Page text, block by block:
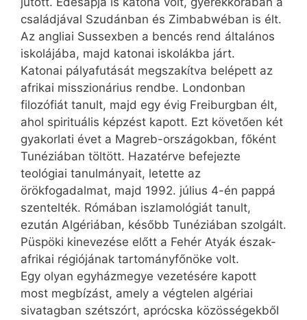
családjával Szudánban és Zimbabwéban is élt.
Az angliai Sussexben a bencés rend általános
iskolájába, majd katonai iskolákba járt.
Katonai pályafutását megszakítva belépett az
afrikai misszionárius rendbe. Londonban
filozófiát tanult, majd egy évig Freiburgban élt,
ahol spirituális képzést kapott. Ezt követően két
gyakorlati évet a Magreb-országokban, főként
Tunéziában töltött. Hazatérve befejezte
teológiai tanulmányait, letette az
örökfogadalmat, majd 1992. július 4-én pappá
szentelték. Rómában iszlamológiát tanult,
ezután Algériában, később Tunéziában szolgált.
Püspöki kinevezése előtt a Fehér Atyák észak-
afrikai régiójának tartományfőnöke volt.
Egy olyan egyházmegye vezetésére kapott
most megbízást, amely a végtelen al­gériai
sivatagban szétszórt, ­aprócska közösségekből